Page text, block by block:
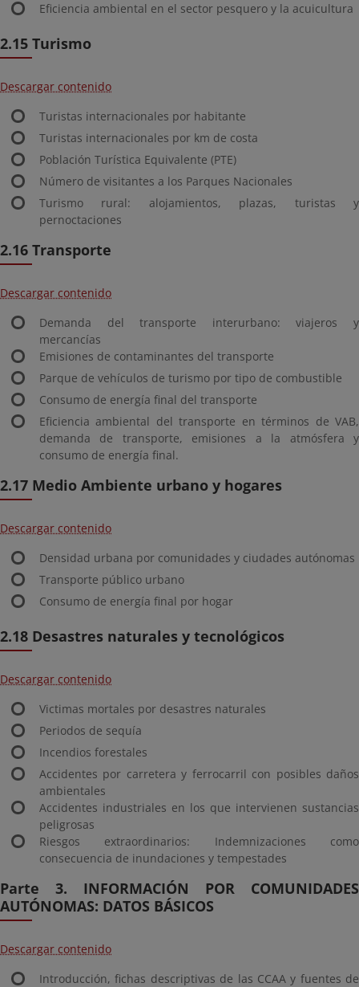
Eficiencia ambiental en el sector pesquero y la acuicultura
2.15 Turismo
Descargar contenido
Turistas internacionales por habitante
Turistas internacionales por km de costa
Población Turística Equivalente (PTE)
Número de visitantes a los Parques Nacionales
Turismo rural: alojamientos, plazas, turistas y
pernoctaciones
2.16 Transporte
Descargar contenido
Demanda del transporte interurbano: viajeros y
mercancías
Emisiones de contaminantes del transporte
Parque de vehículos de turismo por tipo de combustible
Consumo de energía final del transporte
Eficiencia ambiental del transporte en términos de VAB,
demanda de transporte, emisiones a la atmósfera y
consumo de energía final.
2.17 Medio Ambiente urbano y hogares
Descargar contenido
Densidad urbana por comunidades y ciudades autónomas
Transporte público urbano
Consumo de energía final por hogar
2.18 Desastres naturales y tecnológicos
Descargar contenido
Victimas mortales por desastres naturales
Periodos de sequía
Incendios forestales
Accidentes por carretera y ferrocarril con posibles daños
ambientales
Accidentes industriales en los que intervienen sustancias
peligrosas
Riesgos extraordinarios: Indemnizaciones como
consecuencia de inundaciones y tempestades
Parte 3. INFORMACIÓN POR COMUNIDADES
AUTÓNOMAS: DATOS BÁSICOS
Descargar contenido
Introducción, fichas descriptivas de las CCAA y fuentes de